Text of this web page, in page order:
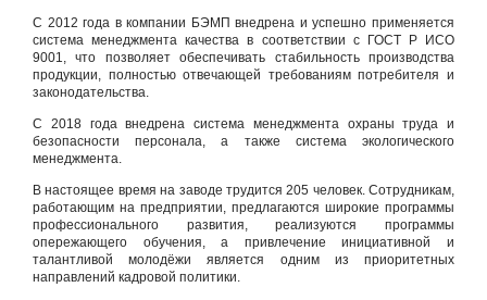
С 2012 года в компании БЭМП внедрена и успешно применяется
система менеджмента качества в соответствии с ГОСТ Р ИСО
9001, что позволяет обеспечивать стабильность производства
продукции, полностью отвечающей требованиям потребителя и
законодательства.
С 2018 года внедрена система менеджмента охраны труда и
безопасности персонала, а также система экологического
менеджмента.
В настоящее время на заводе трудится 205 человек. Сотрудникам,
работающим на предприятии, предлагаются широкие программы
профессионального развития, реализуются программы
опережающего обучения, а привлечение инициативной и
талантливой молодёжи является одним из приоритетных
направлений кадровой политики.